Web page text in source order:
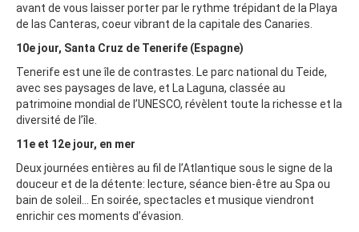
avant de vous laisser porter par le rythme trépidant de la Playa
de las Canteras, coeur vibrant de la capitale des Canaries.
10e jour, Santa Cruz de Tenerife (Espagne)
Tenerife est une île de contrastes. Le parc national du Teide,
avec ses paysages de lave, et La Laguna, classée au
patrimoine mondial de l’UNESCO, révèlent toute la richesse et la
diversité de l’île.
11e et 12e jour, en mer
Deux journées entières au fil de l’Atlantique sous le signe de la
douceur et de la détente: lecture, séance bien-être au Spa ou
bain de soleil… En soirée, spectacles et musique viendront
enrichir ces moments d’évasion.